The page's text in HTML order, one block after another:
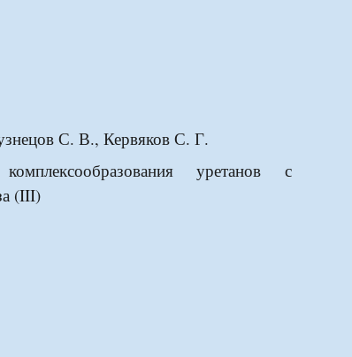
С. В., Кервяков С. Г.
уретанов с
(III)